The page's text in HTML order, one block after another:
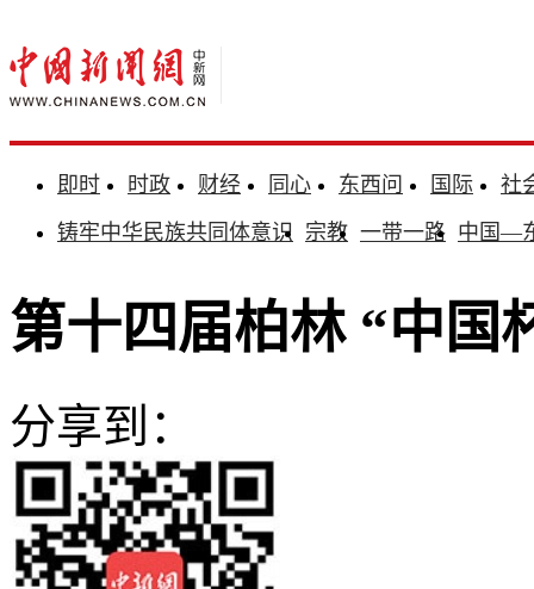
即时 时政 财经 同心 东西问 国际
社
铸牢中华民族共同体意识 宗教 一带一路 中国—
第十四届柏林 “中国
分享到：